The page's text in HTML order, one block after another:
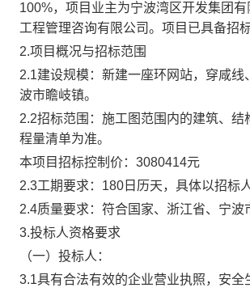
100%，项目业主为宁波湾区开发集团有
工程管理咨询有限公司。项目已具备招
2.项目概况与招标范围
2.1建设规模： 新建一座环网站，穿咸线
波市瞻岐镇。
2.2招标范围： 施工图范围内的建筑、结
程量清单为准。
本项目招标控制价： 3080414元
2.3工期要求 ： 180日历天， 具体以招标
2.4质量要求： 符合国家、浙江省、宁波
3.投标人资格要求
（一）投标人：
3.1具有合法有效的企业营业执照，安